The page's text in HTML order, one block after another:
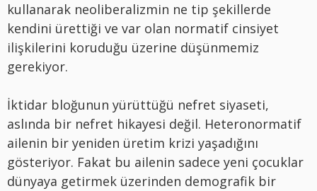
kullanarak neoliberalizmin ne tip şekillerde
kendini ürettiği ve var olan normatif cinsiyet
ilişkilerini koruduğu üzerine düşünmemiz
gerekiyor.
İktidar bloğunun yürüttüğü nefret siyaseti,
aslında bir nefret hikayesi değil. Heteronormatif
ailenin bir yeniden üretim krizi yaşadığını
gösteriyor. Fakat bu ailenin sadece yeni çocuklar
dünyaya getirmek üzerinden demografik bir